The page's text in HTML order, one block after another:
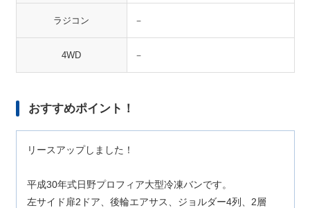
ラジコン －
4WD －
おすすめポイント！
リースアップしました！
平成30年式日野プロフィア大型冷凍バンです。
左サイド扉2ドア、後輪エアサス、ジョルダー4列、2層